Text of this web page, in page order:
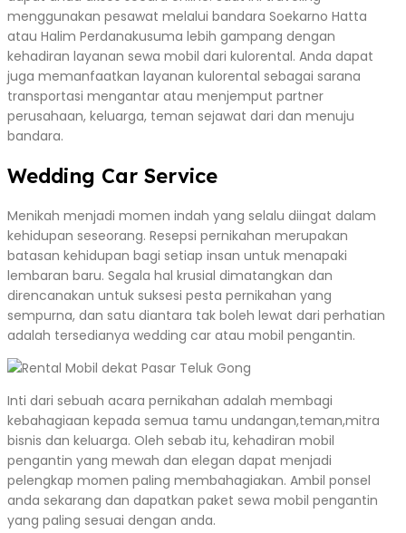
menggunakan pesawat melalui bandara Soekarno Hatta
atau Halim Perdanakusuma lebih gampang dengan
kehadiran layanan sewa mobil dari kulorental. Anda dapat
juga memanfaatkan layanan kulorental sebagai sarana
transportasi mengantar atau menjemput partner
perusahaan, keluarga, teman sejawat dari dan menuju
bandara.
Wedding Car Service
Menikah menjadi momen indah yang selalu diingat dalam
kehidupan seseorang. Resepsi pernikahan merupakan
batasan kehidupan bagi setiap insan untuk menapaki
lembaran baru. Segala hal krusial dimatangkan dan
direncanakan untuk suksesi pesta pernikahan yang
sempurna, dan satu diantara tak boleh lewat dari perhatian
adalah tersedianya wedding car atau mobil pengantin.
Inti dari sebuah acara pernikahan adalah membagi
kebahagiaan kepada semua tamu undangan,teman,mitra
bisnis dan keluarga. Oleh sebab itu, kehadiran mobil
pengantin yang mewah dan elegan dapat menjadi
pelengkap momen paling membahagiakan. Ambil ponsel
anda sekarang dan dapatkan paket sewa mobil pengantin
yang paling sesuai dengan anda.